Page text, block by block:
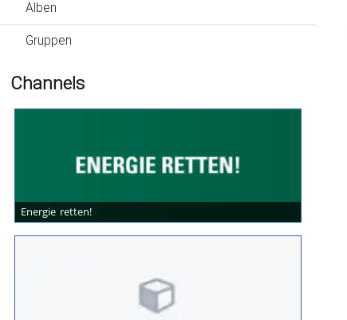
Alben
Gruppen
Channels
Energie retten!